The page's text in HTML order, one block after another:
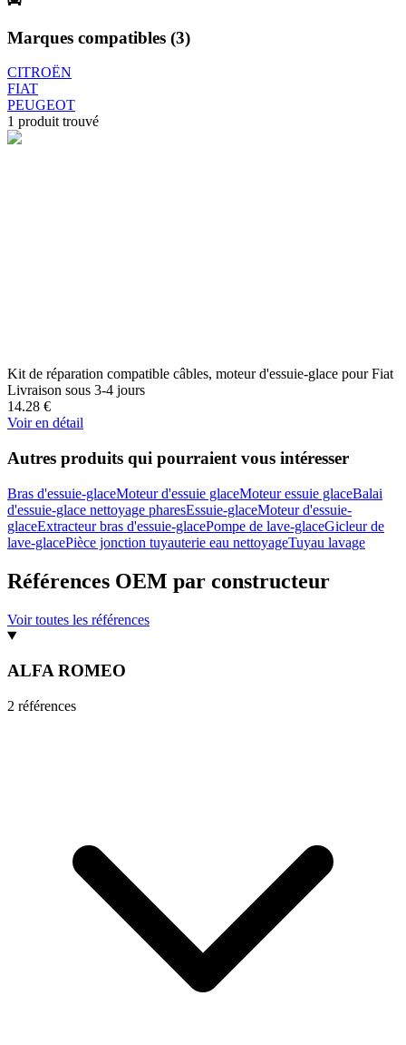
Marques compatibles (3)
CITROËN
FIAT
PEUGEOT
1 produit trouvé
Kit de réparation compatible câbles, moteur d'essuie-glace pour Fiat
Livraison sous 3-4 jours
14.28 €
Voir en détail
Autres produits qui pourraient vous intéresser
Bras d'essuie-glaceMoteur d'essuie glaceMoteur essuie glaceBalai
d'essuie-glace nettoyage pharesEssuie-glaceMoteur d'essuie-
glaceExtracteur bras d'essuie-glacePompe de lave-glaceGicleur de
lave-glacePièce jonction tuyauterie eau nettoyageTuyau lavage
Références OEM par constructeur
Voir toutes les références
ALFA ROMEO
2 références